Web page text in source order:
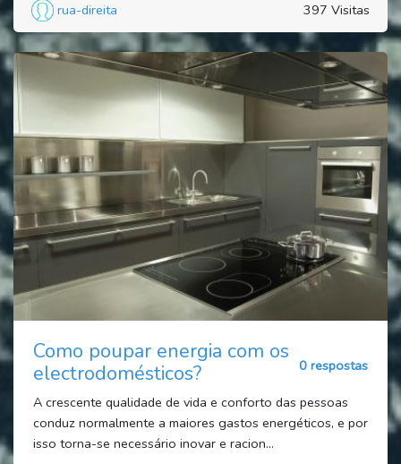
rua-direita 397 Visitas
Como poupar energia com os
electrodomésticos?
0 respostas
A crescente qualidade de vida e conforto das pessoas
conduz normalmente a maiores gastos energéticos, e por
isso torna-se necessário inovar e racion...